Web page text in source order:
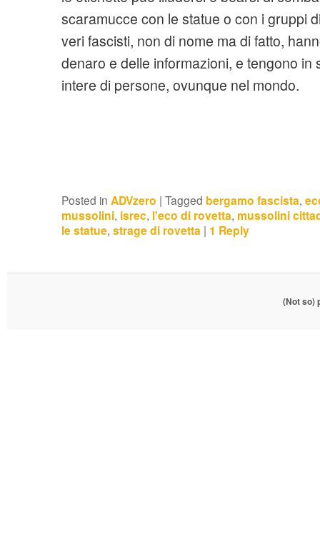
scaramucce con le statue o con i gruppi
veri fascisti, non di nome ma di fatto,
denaro e delle informazioni, e tengono in
intere di persone, ovunque nel mondo.
Posted in ADVzero | Tagged bergamo fascista,
mussolini, isrec, l'eco di rovetta, mussolini
le statue, strage di rovetta | 1 Reply
(Not so)